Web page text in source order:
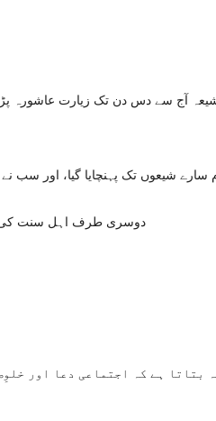
آج سے دس دن تک زیارت عاشورہ
سارے شیعوں تک پہنچایا گیا،
:دوسری طرف اہل سنت کی
بتاتا ہے کہ اجتماعی دعا اور